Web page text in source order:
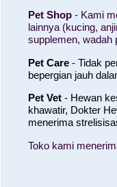
Pet Shop - Kami
lainnya (kucing,
supplemen, wadah
Pet Care - Tidak
bepergian jauh
Pet Vet - Hewan
khawatir, Dokter
menerima
Toko kami